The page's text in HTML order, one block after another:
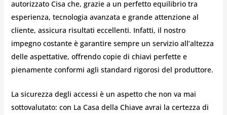
autorizzato Cisa che, grazie a un perfetto equilibrio tra
esperienza, tecnologia avanzata e grande attenzione al
cliente, assicura risultati eccellenti. Infatti, il nostro
impegno costante è garantire sempre un servizio all’altezza
delle aspettative, offrendo copie di chiavi perfette e
pienamente conformi agli standard rigorosi del produttore.
La sicurezza degli accessi è un aspetto che non va mai
sottovalutato: con La Casa della Chiave avrai la certezza di